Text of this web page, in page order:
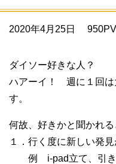
2020年4月25日 950PV
ダイソー好きな人？
ハアーイ！ 週に１回は
す。
何故、好きかと聞かれる
１．行く度に新しい発見
例 i-pad立て、引き